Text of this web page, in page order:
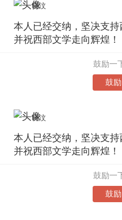
晓汶
本人已经交纳，坚决支持
并祝西部文学走向辉煌！
鼓励一
鼓励
晓汶
本人已经交纳，坚决支持
并祝西部文学走向辉煌！
鼓励一
鼓励